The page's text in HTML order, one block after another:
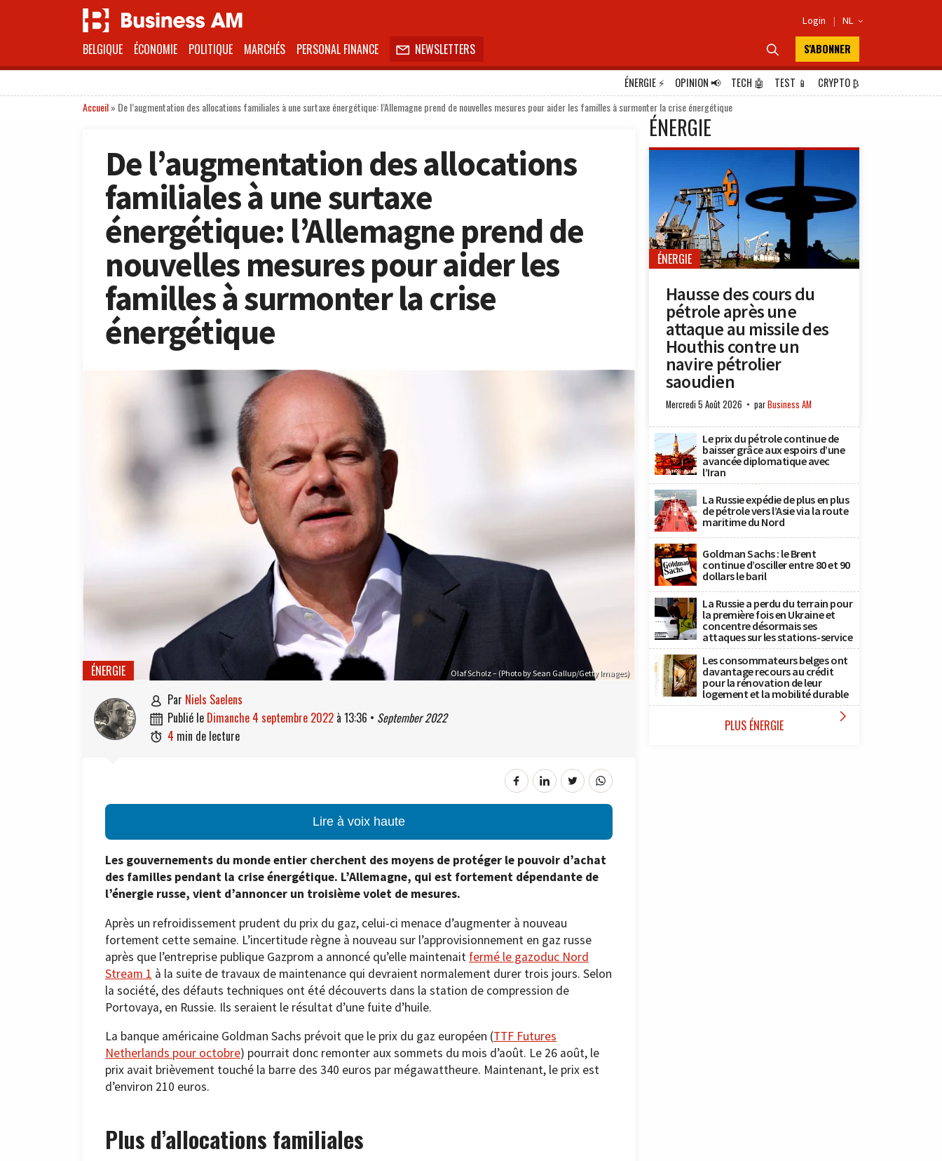
Login | NL 
BELGIQUE ÉCONOMIE POLITIQUE MARCHÉS PERSONAL FINANCE  NEWSLETTERS  S'ABONNER
ÉNERGIE⚡ OPINION📢 TECH 🤖 TEST 📱 CRYPTO₿
Accueil» De l’augmentation des allocations familiales à une surtaxe énergétique: l’Allemagne prend de nouvelles mesures pour aider les familles à surmonter la crise énergétique
De l’augmentation des allocations
familiales à une surtaxe
énergétique: l’Allemagne prend de
nouvelles mesures pour aider les
familles à surmonter la crise
énergétique
Olaf Scholz – (Photo by Sean Gallup/Getty Images)
ÉNERGIE
 par Niels Saelens
 publié le dimanche 4 septembre 2022 à 13:36 • September 2022
 4 min de lecture
Lire à voix haute
Les gouvernements du monde entier cherchent des moyens de protéger le pouvoir d’achat
des familles pendant la crise énergétique. L’Allemagne, qui est fortement dépendante de
l’énergie russe, vient d’annoncer un troisième volet de mesures.
Après un refroidissement prudent du prix du gaz, celui-ci menace d’augmenter à nouveau
fortement cette semaine. L’incertitude règne à nouveau sur l’approvisionnement en gaz russe
après que l’entreprise publique Gazprom a annoncé qu’elle maintenait fermé le gazoduc Nord
Stream 1 à la suite de travaux de maintenance qui devraient normalement durer trois jours. Selon
la société, des défauts techniques ont été découverts dans la station de compression de
Portovaya, en Russie. Ils seraient le résultat d’une fuite d’huile.
La banque américaine Goldman Sachs prévoit que le prix du gaz européen (TTF Futures
Netherlands pour octobre) pourrait donc remonter aux sommets du mois d’août. Le 26 août, le
prix avait brièvement touché la barre des 340 euros par mégawattheure. Maintenant, le prix est
d’environ 210 euros.
Plus d’allocations familiales
ÉNERGIE
ÉNERGIE
Hausse des cours du
pétrole après une
attaque au missile des
Houthis contre un
navire pétrolier
saoudien
Mercredi 5 Août 2026 parBusiness AM
Le prix du pétrole continue de
baisser grâce aux espoirs d’une
avancée diplomatique avec
l’Iran
La Russie expédie de plus en plus
de pétrole vers l’Asie via la route
maritime du Nord
Goldman Sachs : le Brent
continue d’osciller entre 80 et 90
dollars le baril
La Russie a perdu du terrain pour
la première fois en Ukraine et
concentre désormais ses
attaques sur les stations-service
Les consommateurs belges ont
davantage recours au crédit
pour la rénovation de leur
logement et la mobilité durable
PLUS ÉNERGIE 